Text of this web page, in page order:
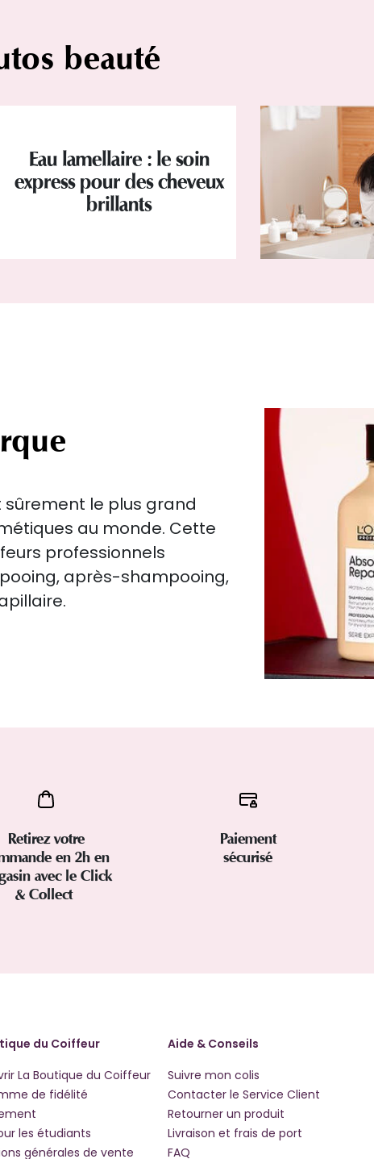
beauté
Eau lamellaire : le soin
express pour des cheveux
brillants
sûrement le plus grand
au monde. Cette
professionnels
après-shampooing,
Retirez votre
en 2h en
avec le Click
& Collect
Paiement
sécurisé
du Coiffeur
La Boutique du Coiffeur
de fidélité
les étudiants
générales de vente
Aide & Conseils
Suivre mon colis
Contacter le Service Client
Retourner un produit
Livraison et frais de port
FAQ